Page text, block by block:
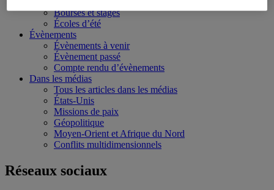
Bourses et stages
Écoles d’été
Évènements
Évènements à venir
Évènement passé
Compte rendu d’évènements
Dans les médias
Tous les articles dans les médias
États-Unis
Missions de paix
Géopolitique
Moyen-Orient et Afrique du Nord
Conflits multidimensionnels
Réseaux sociaux